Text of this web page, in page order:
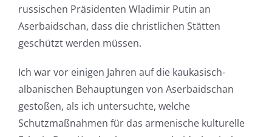
russischen Präsidenten Wladimir Putin an
Aserbaidschan, dass die christlichen Stätten
geschützt werden müssen.
Ich war vor einigen Jahren auf die kaukasisch-
albanischen Behauptungen von Aserbaidschan
gestoßen, als ich untersuchte, welche
Schutzmaßnahmen für das armenische kulturelle